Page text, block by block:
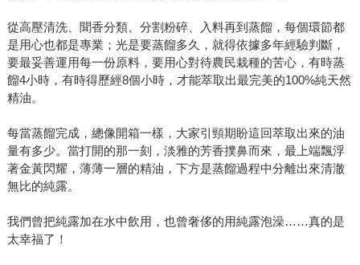
從高壓清洗、聞香分類、分割粉碎、入料再到蒸餾，每個環節都
是用心也都是專業；光是要蒸餾多久，就得依據多年經驗判斷，
要最妥善運用每一份原料，要用心對待農民栽種的苦心，有時蒸
餾4小時，有時得歷經8個小時，才能萃取出最完美的100%純天然
精油。
每當蒸餾完成，總像開箱一樣，大家引頸期盼這回萃取出來的油
量有多少。當打開的那一刻，淡雅的芳香撲鼻而來，最上端飄浮
著金黃閃耀，薄薄一層的精油，下方是蒸餾過程中分離出來清澈
無比的純露。
我們曾把純露加在水中飲用，也曾奢侈的用純露泡澡……真的是
太幸福了！